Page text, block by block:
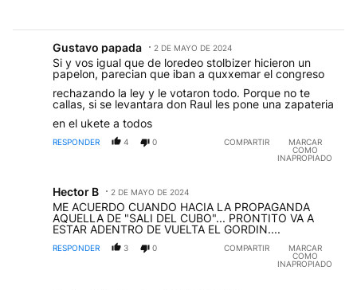
Gustavo papada 2 DE MAYO DE 2024
Si y vos igual que de loredeo stolbizer hicieron un
papelon, parecian que iban a quxxemar el congreso
rechazando la ley y le votaron todo. Porque no te
callas, si se levantara don Raul les pone una zapateria
en el ukete a todos
RESPONDER 4 0 COMPARTIR
MARCAR
COMO
INAPROPIADO
Hector B 2 DE MAYO DE 2024
ME ACUERDO CUANDO HACIA LA PROPAGANDA
AQUELLA DE "SALI DEL CUBO"... PRONTITO VA A
ESTAR ADENTRO DE VUELTA EL GORDIN....
RESPONDER 3 0 COMPARTIR
MARCAR
COMO
INAPROPIADO